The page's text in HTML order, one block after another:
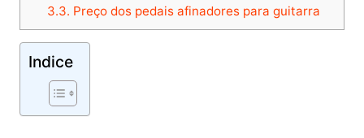
3.3. Preço dos pedais afinadores para guitarra
Indice